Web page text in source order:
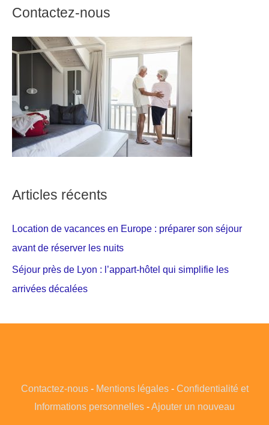
Contactez-nous
Articles récents
Location de vacances en Europe : préparer son séjour
avant de réserver les nuits
Séjour près de Lyon : l’appart-hôtel qui simplifie les
arrivées décalées
Contactez-nous- Mentions légales- Confidentialité et
Informations personnelles -Ajouter un nouveau